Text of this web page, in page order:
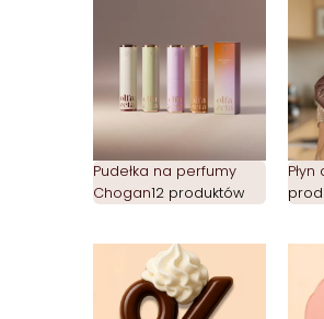
Pudełka na perfumy
Chogan12 produktów